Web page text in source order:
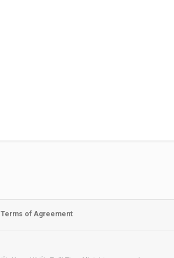
Terms of Agreement